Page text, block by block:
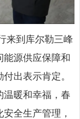
来到库尔勒三峰
能源供应保障和
出表示肯定。
温暖和幸福，春
全生产管理，